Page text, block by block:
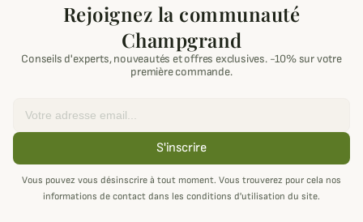
Rejoignez la communauté
Champgrand
Conseils d'experts, nouveautés et offres exclusives. -10% sur votre
première commande.
S'inscrire
Vous pouvez vous désinscrire à tout moment. Vous trouverez pour cela nos
informations de contact dans les conditions d'utilisation du site.